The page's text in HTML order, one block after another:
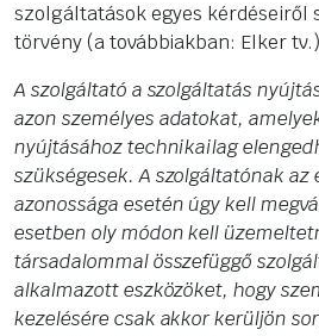
szolgáltatások egyes kérdéseiről
törvény (a továbbiakban: Elker
A szolgáltató a szolgáltatás
azon személyes adatokat,
nyújtásához technikailag
szükségesek. A szolgáltatónak az
azonossága esetén úgy kell
esetben oly módon kell
társadalommal összefüggő
alkalmazott eszközöket, hogy
kezelésére csak akkor kerüljön